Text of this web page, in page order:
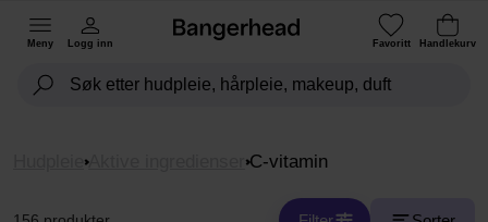
Meny Logg inn Favoritt Handlekurv
Aktive ingredienser C-vitamin